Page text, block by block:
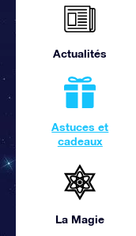
Actualités
Astuces et
cadeaux
La Magie